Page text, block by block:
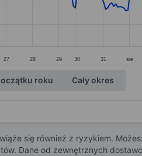
27 28 29 30 31 sie
roku Cały okres
się również z ryzykiem.
Dane od zewnętrznych